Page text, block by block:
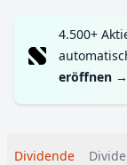
4.500+
eröffnen →
Dividende